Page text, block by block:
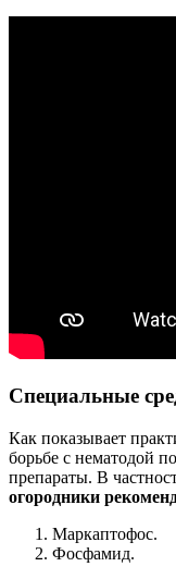
Специальные
Как показывает
борьбе с нематодой
препараты. В
огородники
Маркаптофос.
Фосфамид.